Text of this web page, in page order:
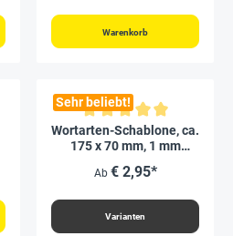
Warenkorb
Sehr beliebt!
Durchschnittliche Bewertung
Wortarten-Schablone, ca.
175 x 70 mm, 1 mm
Premium"
Ab € 2,95*
Varianten